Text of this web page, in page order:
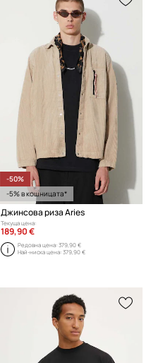
-50%
-5% в кошницата*
Джинсова риза Aries
Текуща цена:
189,90 €
Редовна цена:379,90 €
Най-ниска цена:379,90 €